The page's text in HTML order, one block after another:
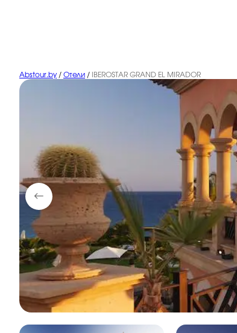
Abstour.by / Отели / IBEROSTAR GRAND EL MIRADOR